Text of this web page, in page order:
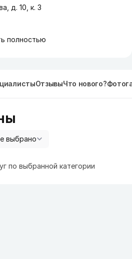
д. 10, к. 3
полностью
ОтзывыЧто нового?
по выбранной категории